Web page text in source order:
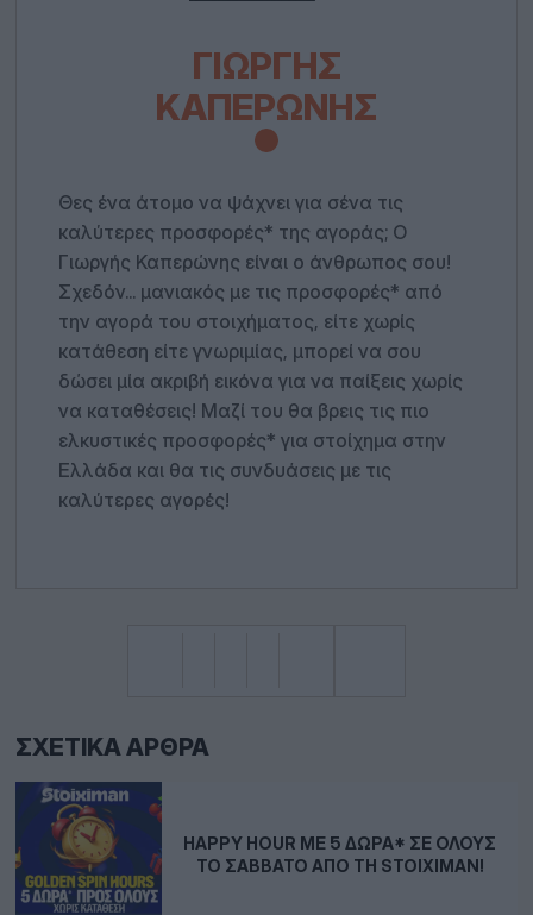
ΓΙΩΡΓΉΣ
ΚΑΠΕΡΏΝΗΣ
Θες ένα άτομο να ψάχνει για σένα τις
καλύτερες προσφορές* της αγοράς; Ο
Γιωργής Καπερώνης είναι ο άνθρωπος σου!
Σχεδόν... μανιακός με τις προσφορές* από
την αγορά του στοιχήματος, είτε χωρίς
κατάθεση είτε γνωριμίας, μπορεί να σου
δώσει μία ακριβή εικόνα για να παίξεις χωρίς
να καταθέσεις! Μαζί του θα βρεις τις πιο
ελκυστικές προσφορές* για στοίχημα στην
Ελλάδα και θα τις συνδυάσεις με τις
καλύτερες αγορές!
ΣΧΕΤΙΚΆ ΆΡΘΡΑ
HAPPY HOUR ΜΕ 5 ΔΏΡΑ* ΣΕ ΌΛΟΥΣ
ΤΟ ΣΆΒΒΑΤΟ ΑΠΌ ΤΗ STOIXIMAN!